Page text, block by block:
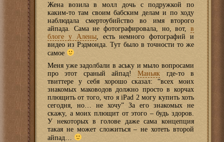
Жена возила в молл дочь с подружкой по
каким-то там своим бабским делам и по ходу
наблюдала смертоубийство во имя второго
айпада. Сама не фотографировала, но, вот, в
блоге у Алены, есть немного фотографий и
видео из Рэдмонда. Тут было в точности то же
самое
Меня уже задолбали в аську и мыло вопросами
про этот сраный айпад!Маньяк где-то в
твиттере у себя хорошо сказал: “всех моих
знакомых маководов должно просто в корчах
плющить от того, что я iPad 2 могу купить хоть
сегодня, но… не хочу” За его знакомых не
скажу, а моих плющит от этого – будь здоров.
У некоторых в голове даже сама концепция
такая не может сложиться – не хотеть второй
айпад…